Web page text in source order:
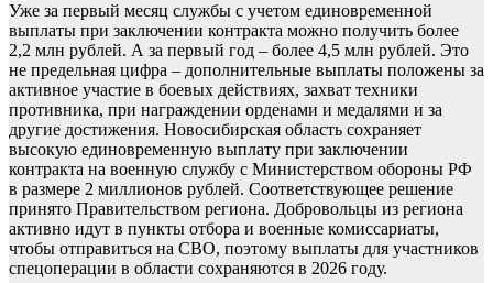
Уже за первый месяц службы с учетом единовременной
выплаты при заключении контракта можно получить более
2,2 млн рублей. А за первый год – более 4,5 млн рублей. Это
не предельная цифра – дополнительные выплаты положены за
активное участие в боевых действиях, захват техники
противника, при награждении орденами и медалями и за
другие достижения. Новосибирская область сохраняет
высокую единовременную выплату при заключении
контракта на военную службу с Министерством обороны РФ
в размере 2 миллионов рублей. Соответствующее решение
принято Правительством региона. Добровольцы из региона
активно идут в пункты отбора и военные комиссариаты,
чтобы отправиться на СВО, поэтому выплаты для участников
спецоперации в области сохраняются в 2026 году.